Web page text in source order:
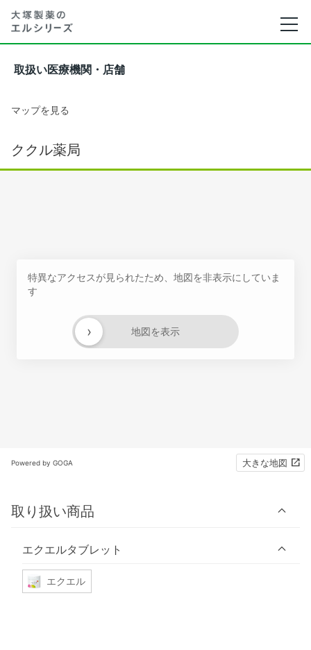
取扱い医療機関・店舗
マップを見る
ククル薬局
特異なアクセスが見られたため、地図を非表示にしていま
す
地図を表示
›
Powered by GOGA 大きな地図
取り扱い商品
エクエルタブレット
エクエル